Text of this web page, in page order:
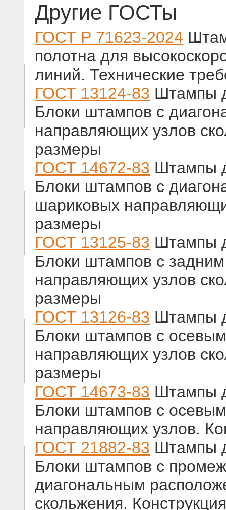
Другие ГОСТы
ГОСТ Р 71623-2024
полотна для
линий. Технические
ГОСТ 13124-83 Штампы
Блоки штампов с
направляющих узлов
размеры
ГОСТ 14672-83 Штампы
Блоки штампов с
шариковых
размеры
ГОСТ 13125-83 Штампы
Блоки штампов с
направляющих узлов
размеры
ГОСТ 13126-83 Штампы
Блоки штампов с
направляющих узлов
размеры
ГОСТ 14673-83 Штампы
Блоки штампов с
направляющих узлов.
ГОСТ 21882-83 Штампы
Блоки штампов с
диагональным
скольжения.